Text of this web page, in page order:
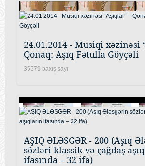
24.01.2014 - Musiqi xəzinəsi
Qonaq: Aşıq Fətulla Göyçəli
35579 baxış sayı
AŞIQ ƏLƏSGƏR - 200 (Aşıq
sözləri klassik və çağdaş
ifasında – 32 ifa)